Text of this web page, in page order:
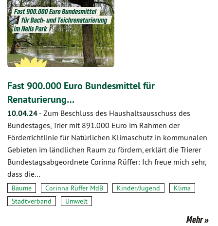
Fast 900.000 Euro Bundesmittel für
Renaturierung…
10.04.24 - Zum Beschluss des Haushaltsausschuss des
Bundestages, Trier mit 891.000 Euro im Rahmen der
Förderrichtlinie für Natürlichen Klimaschutz in kommunalen
Gebieten im ländlichen Raum zu fördern, erklärt die Trierer
Bundestagsabgeordnete Corinna Rüffer: Ich freue mich sehr,
dass die…
Bäume Corinna Rüffer MdB Kinder/Jugend
Klima
Stadtverband
Umwelt
Mehr